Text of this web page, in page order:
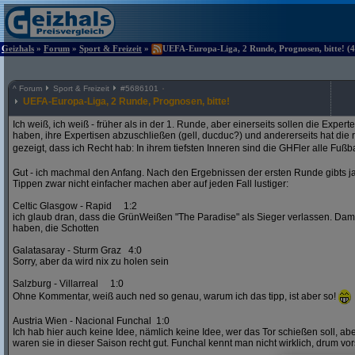
Geizhals » Forum » Sport & Freizeit » UEFA-Europa-Liga, 2 Runde, Prognosen, bitte!
^ Forum Sport & Freizeit #5686101
UEFA-Europa-Liga, 2 Runde, Prognosen, bitte!
Ich weiß, ich weiß - früher als in der 1. Runde, aber einerseits sollen die
haben, ihre Expertisen abzuschließen (gell, ducduc?) und andererseits hat die
gezeigt, dass ich Recht hab: In ihrem tiefsten Inneren sind die GHFler alle
Gut - ich machmal den Anfang. Nach den Ergebnissen der ersten Runde gibts
Tippen zwar nicht einfacher machen aber auf jeden Fall lustiger:
Celtic Glasgow - Rapid 1:2
ich glaub dran, dass die GrünWeißen "The Paradise" als Sieger verlassen.
haben, die Schotten
Galatasaray - Sturm Graz 4:0
Sorry, aber da wird nix zu holen sein
Salzburg - Villarreal 1:0
Ohne Kommentar, weiß auch ned so genau, warum ich das tipp, ist aber so!
Austria Wien - Nacional Funchal 1:0
Ich hab hier auch keine Idee, nämlich keine Idee, wer das Tor schießen soll,
waren sie in dieser Saison recht gut. Funchal kennt man nicht wirklich, drum